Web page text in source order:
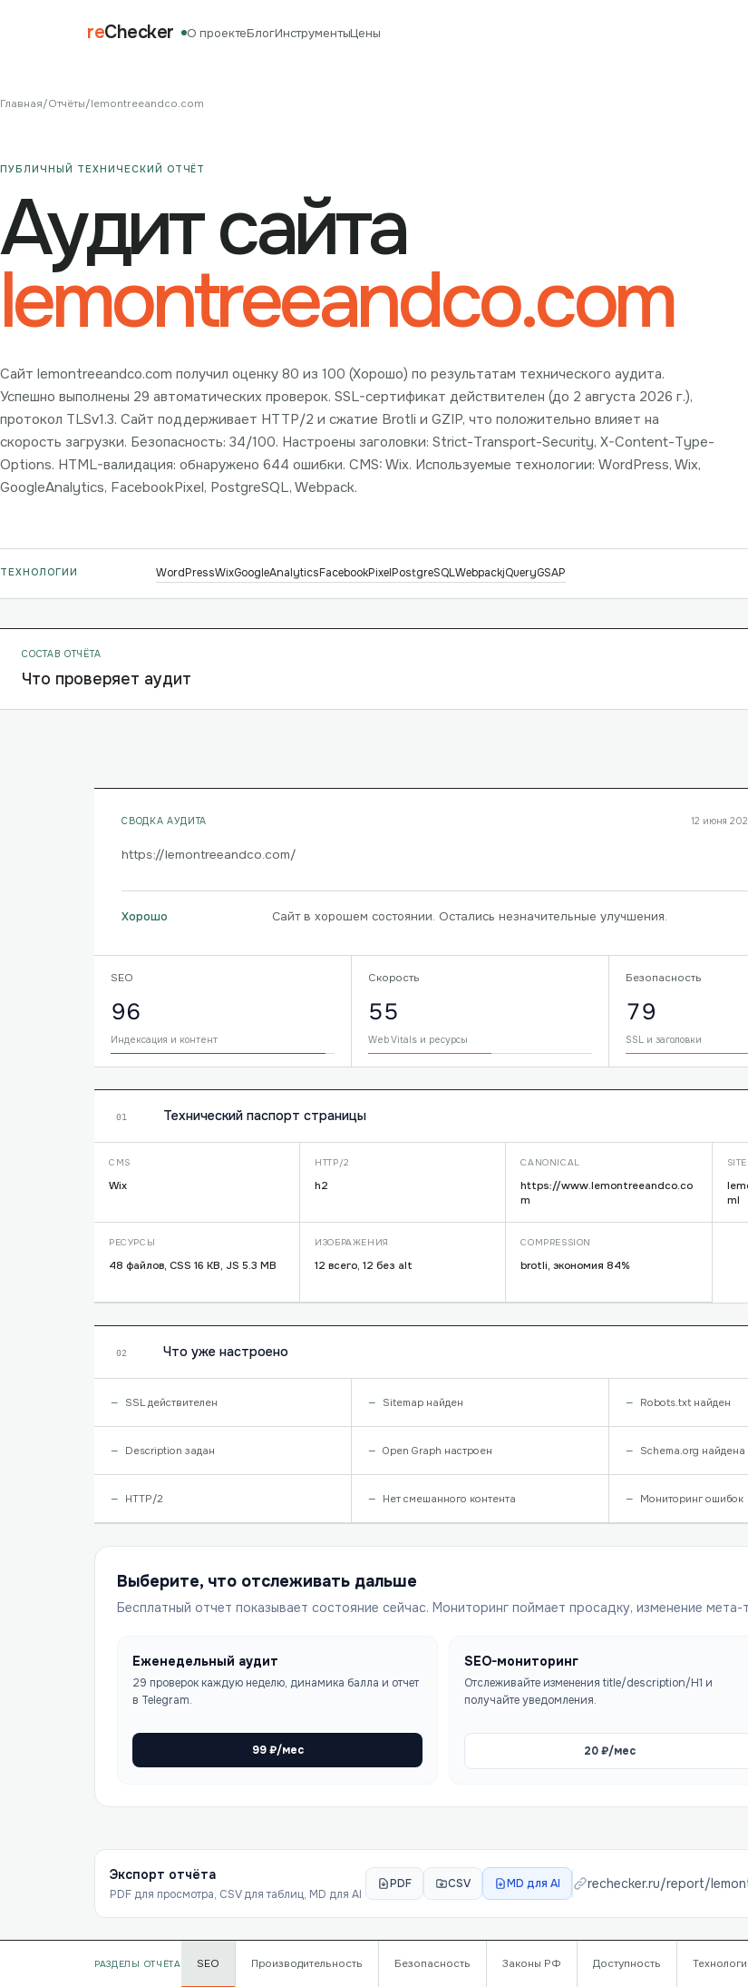
reChecker О проектеБлогИнструментыЦены
Главная/Отчёты/lemontreeandco.com
ПУБЛИЧНЫЙ ТЕХНИЧЕСКИЙ ОТЧЁТ
Аудит сайта
lemontreeandco.com
Сайт lemontreeandco.com получил оценку 80 из 100 (Хорошо) по результатам технического аудита.
Успешно выполнены 29 автоматических проверок. SSL-сертификат действителен (до 2 августа 2026 г.),
протокол TLSv1.3. Сайт поддерживает HTTP/2 и сжатие Brotli и GZIP, что положительно влияет на
скорость загрузки. Безопасность: 34/100. Настроены заголовки: Strict-Transport-Security, X-Content-Type-
Options. HTML-валидация: обнаружено 644 ошибки. CMS: Wix. Используемые технологии: WordPress, Wix,
GoogleAnalytics, FacebookPixel, PostgreSQL, Webpack.
ТЕХНОЛОГИИ WordPressWixGoogleAnalyticsFacebookPixelPostgreSQLWebpackjQueryGSAP
СОСТАВ ОТЧЁТА
Что проверяет аудит
СВОДКА АУДИТА 12 июня
https://lemontreeandco.com/
Хорошо Сайт в хорошем состоянии. Остались незначительные улучшения.
SEO
96
Индексация и контент
Скорость
55
Web Vitals и ресурсы
Безопасность
79
SSL и заголовки
01 Технический паспорт страницы
CMS
Wix
HTTP/2
h2
CANONICAL
https://www.lemontreeandco.co
m
ml
РЕСУРСЫ
48 файлов, CSS 16 KB, JS 5.3 MB
ИЗОБРАЖЕНИЯ
12 всего, 12 без alt
COMPRESSION
brotli, экономия 84%
02 Что уже настроено
SSL действителен Sitemap найден Robots.txt найден
Description задан Open Graph настроен Schema.org найдена
HTTP/2 Нет смешанного контента Мониторинг ошибок
Выберите, что отслеживать дальше
Бесплатный отчет показывает состояние сейчас. Мониторинг поймает просадку, изменение мета-
Еженедельный аудит
29 проверок каждую неделю, динамика балла и отчет
в Telegram.
99₽/мес
SEO-мониторинг
Отслеживайте изменения title/description/H1 и
получайте уведомления.
20₽/мес
Экспорт отчёта
PDF для просмотра, CSV для таблиц, MD для AI
PDF CSV MD для AI rechecker.ru/report/
РАЗДЕЛЫ ОТЧЁТА SEO Производительность Безопасность Законы РФ Доступность